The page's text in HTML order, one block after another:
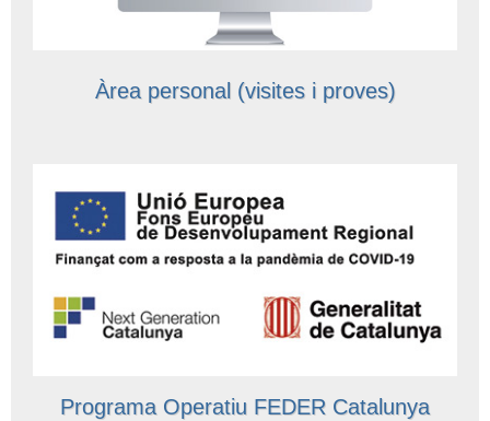
Àrea personal (visites i proves)
Programa Operatiu FEDER Catalunya